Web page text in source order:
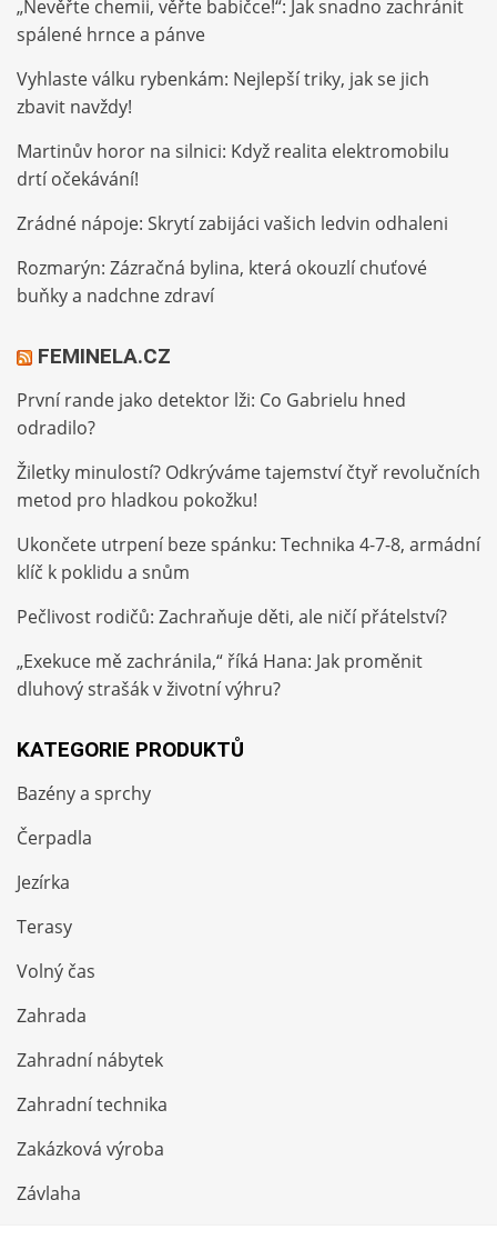
„Nevěřte chemii, věřte babičce!“: Jak snadno zachránit
spálené hrnce a pánve
Vyhlaste válku rybenkám: Nejlepší triky, jak se jich
zbavit navždy!
Martinův horor na silnici: Když realita elektromobilu
drtí očekávání!
Zrádné nápoje: Skrytí zabijáci vašich ledvin odhaleni
Rozmarýn: Zázračná bylina, která okouzlí chuťové
buňky a nadchne zdraví
FEMINELA.CZ
První rande jako detektor lži: Co Gabrielu hned
odradilo?
Žiletky minulostí? Odkrýváme tajemství čtyř revolučních
metod pro hladkou pokožku!
Ukončete utrpení beze spánku: Technika 4-7-8, armádní
klíč k poklidu a snům
Pečlivost rodičů: Zachraňuje děti, ale ničí přátelství?
„Exekuce mě zachránila,“ říká Hana: Jak proměnit
dluhový strašák v životní výhru?
KATEGORIE PRODUKTŮ
Bazény a sprchy
Čerpadla
Jezírka
Terasy
Volný čas
Zahrada
Zahradní nábytek
Zahradní technika
Zakázková výroba
Závlaha